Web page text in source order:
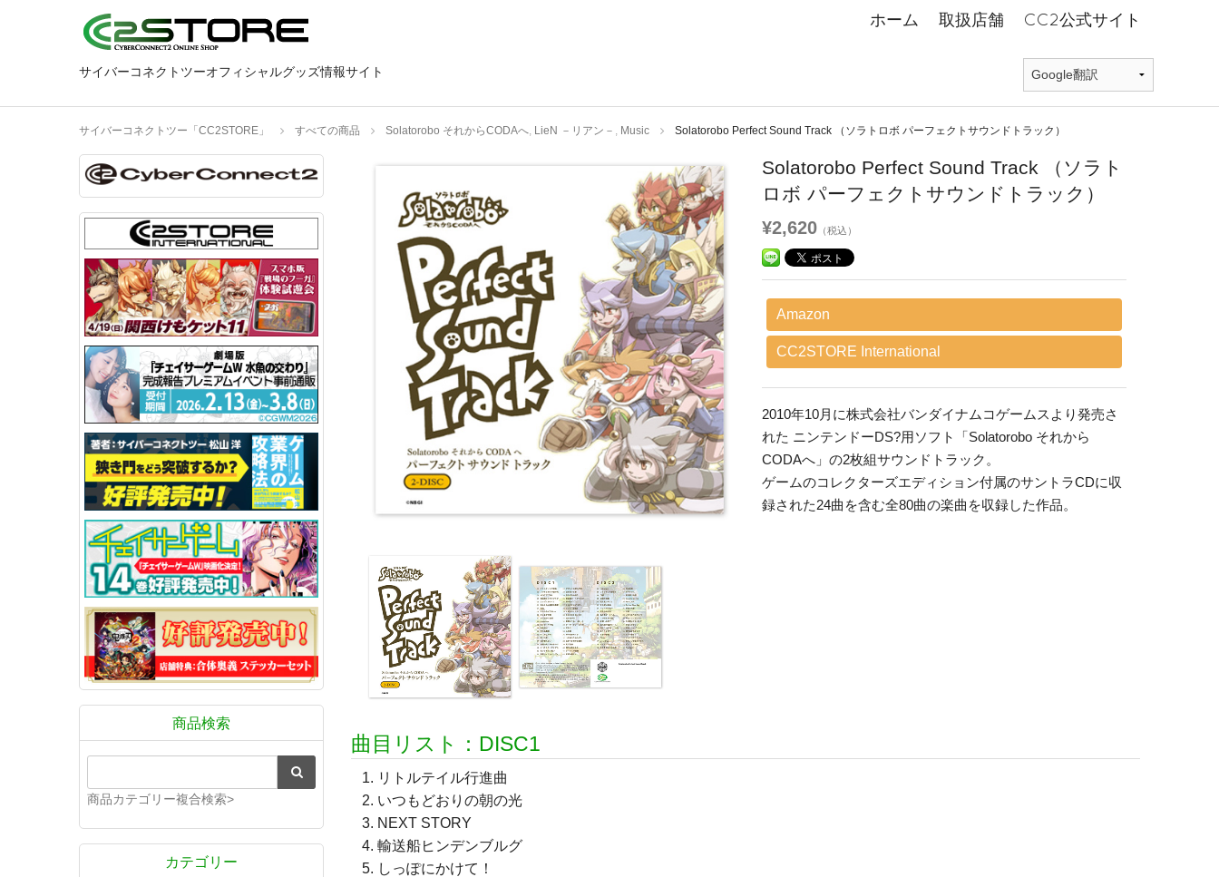
サイバーコネクトツーオフィシャルグッズ情報サイト
ホーム 取扱店舗 CC2公式サイト
サイバーコネクトツー「CC2STORE」 すべての商品 Solatorobo それからCODAへ, LieN －リアン－ , Music Solatorobo Perfect Sound Track （ソラトロボ パーフェクトサウンドトラック）
Solatorobo Perfect Sound Track （ソラト
ロボ パーフェクトサウンドトラック）
¥2,620（税込）
Amazon
CC2STORE International
2010年10月に株式会社バンダイナムコゲームスより発売さ
れた ニンテンドーDS?用ソフト「Solatorobo それから
CODAへ」の2枚組サウンドトラック。
ゲームのコレクターズエディション付属のサントラCDに収
録された24曲を含む全80曲の楽曲を収録した作品。
曲目リスト：DISC1
リトルテイル行進曲
いつもどおりの朝の光
NEXT STORY
輸送船ヒンデンブルグ
しっぽにかけて！
商品検索
商品カテゴリー複合検索>
カテゴリー